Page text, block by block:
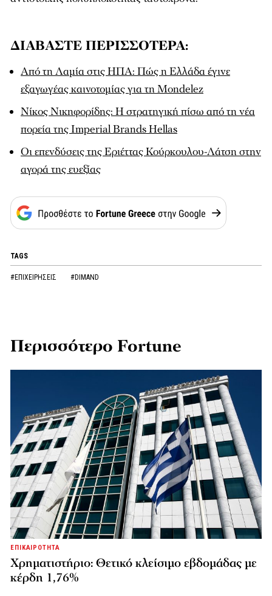
ΔΙΑΒΑΣΤΕ ΠΕΡΙΣΣΟΤΕΡΑ:
Από τη Λαμία στις ΗΠΑ: Πώς η Ελλάδα έγινε
εξαγωγέας καινοτομίας για τη Mondelez
Νίκος Νικηφορίδης: Η στρατηγική πίσω από τη νέα
πορεία της Imperial Brands Hellas
Οι επενδύσεις της Εριέττας Κούρκουλου-Λάτση στην
αγορά της ευεξίας
TAGS
#ΕΠΙΧΕΙΡΗΣΕΙΣ #DIMAND
Περισσότερο Fortune
ΕΠΙΚΑΙΡΟΤΗΤΑ
Χρηματιστήριο: Θετικό κλείσιμο εβδομάδας με
κέρδη 1,76%